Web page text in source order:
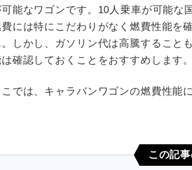
可能なワゴンです。10人乗車が可能な
には特にこだわりがなく燃費性能を
。しかし、ガソリン代は高騰すること
確認しておくことをおすすめします。
こでは、キャラバンワゴンの燃費性能
この記